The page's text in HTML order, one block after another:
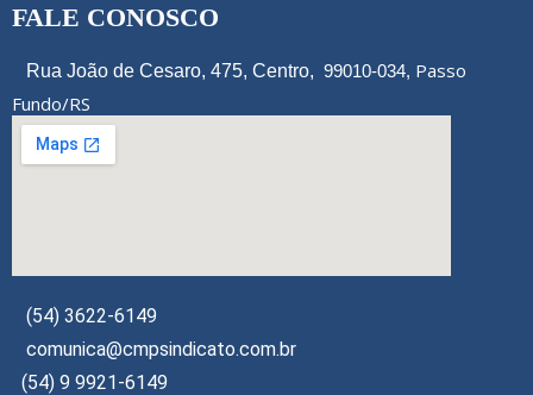
FALE CONOSCO
Rua João de Cesaro, 475, Centro, 99010-034, Passo
Fundo/RS
(54) 3622-6149
comunica@cmpsindicato.com.br
(54) 9 9921-6149